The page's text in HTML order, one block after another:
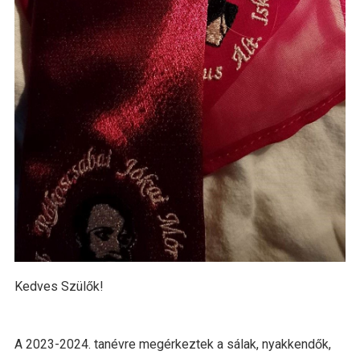
Kedves Szülők!
A 2023-2024. tanévre megérkeztek a sálak, nyakkendők,